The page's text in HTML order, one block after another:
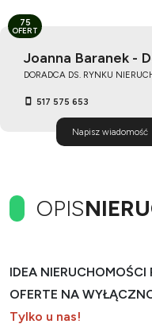
Joanna Baranek -
DORADCA DS. RYNKU
517 575 653
Napisz wiadomość
75
OFERT
OPIS
IDEA
OFERTE NA
Tylko u nas!